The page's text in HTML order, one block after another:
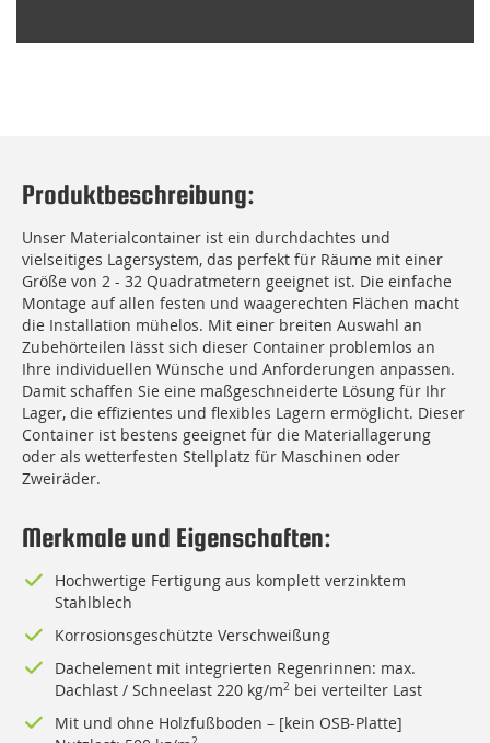
Produktbeschreibung:
Unser Materialcontainer ist ein durchdachtes und
vielseitiges Lagersystem, das perfekt für Räume mit einer
Größe von 2 - 32 Quadratmetern geeignet ist. Die einfache
Montage auf allen festen und waagerechten Flächen macht
die Installation mühelos. Mit einer breiten Auswahl an
Zubehörteilen lässt sich dieser Container problemlos an
Ihre individuellen Wünsche und Anforderungen anpassen.
Damit schaffen Sie eine maßgeschneiderte Lösung für Ihr
Lager, die effizientes und flexibles Lagern ermöglicht. Dieser
Container ist bestens geeignet für die Materiallagerung
oder als wetterfesten Stellplatz für Maschinen oder
Zweiräder.
Merkmale und Eigenschaften:
Hochwertige Fertigung aus komplett verzinktem
Stahlblech
Korrosionsgeschützte Verschweißung
Dachelement mit integrierten Regenrinnen: max.
Dachlast / Schneelast 220 kg/m2 bei verteilter Last
Mit und ohne Holzfußboden – [kein OSB-Platte]